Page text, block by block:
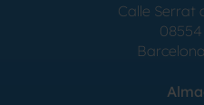
Calle Serrat